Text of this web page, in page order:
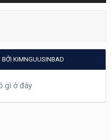
KIMNGUUSINBAD
gì ở đây